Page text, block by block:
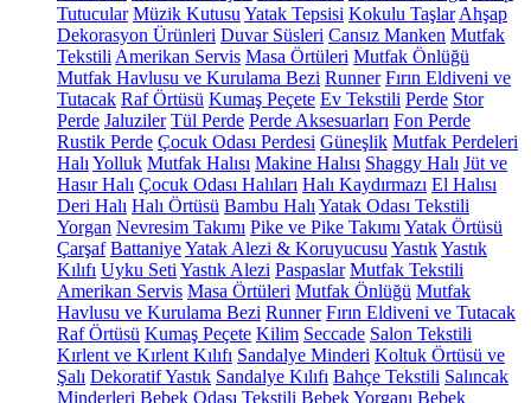
Tutucular Müzik Kutusu Yatak Tepsisi Kokulu Taşlar Ahşap
Dekorasyon Ürünleri Duvar Süsleri Cansız Manken Mutfak
Tekstili Amerikan Servis Masa Örtüleri Mutfak Önlüğü
Mutfak Havlusu ve Kurulama Bezi Runner Fırın Eldiveni ve
Tutacak Raf Örtüsü Kumaş Peçete Ev Tekstili Perde Stor
Perde Jaluziler Tül Perde Perde Aksesuarları Fon Perde
Rustik Perde Çocuk Odası Perdesi Güneşlik Mutfak Perdeleri
Halı Yolluk Mutfak Halısı Makine Halısı Shaggy Halı Jüt ve
Hasır Halı Çocuk Odası Halıları Halı Kaydırmazı El Halısı
Deri Halı Halı Örtüsü Bambu Halı Yatak Odası Tekstili
Yorgan Nevresim Takımı Pike ve Pike Takımı Yatak Örtüsü
Çarşaf BattaniyeYatak Alezi & Koruyucusu YastıkYastık
Kılıfı Uyku Seti Yastık Alezi Paspaslar Mutfak Tekstili
Amerikan Servis Masa Örtüleri Mutfak Önlüğü Mutfak
Havlusu ve Kurulama Bezi Runner Fırın Eldiveni ve Tutacak
Raf Örtüsü Kumaş Peçete Kilim Seccade Salon Tekstili
Kırlent ve Kırlent Kılıfı Sandalye Minderi Koltuk Örtüsü ve
Şalı Dekoratif Yastık Sandalye Kılıfı Bahçe Tekstili Salıncak
Minderleri Bebek Odası Tekstili Bebek Yorganı Bebek